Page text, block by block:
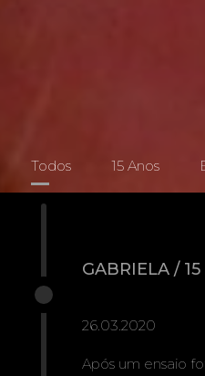
Todos 15 Anos
GABRIELA / 15
26.03.2020
Após um ensaio